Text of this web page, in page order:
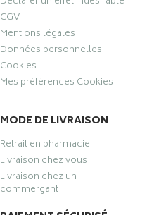
CGV
Mentions légales
Données personnelles
Cookies
Mes préférences Cookies
MODE DE LIVRAISON
Retrait en pharmacie
Livraison chez vous
Livraison chez un
commerçant